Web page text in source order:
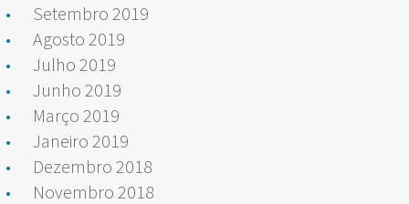
Setembro 2019
Agosto 2019
Julho 2019
Junho 2019
Março 2019
Janeiro 2019
Dezembro 2018
Novembro 2018